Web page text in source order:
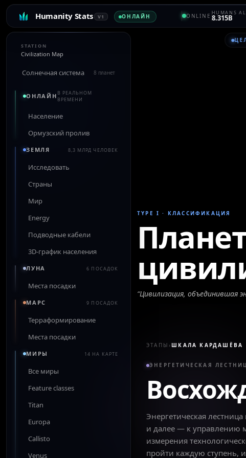
Humanity Stats V1 ОНЛАЙН ONLINE HUMANS
8.315B
STATION
Civilization Map
Солнечная система 8 планет
ОНЛАЙН В РЕАЛЬНОМ
ВРЕМЕНИ
Население
Ормузский пролив
ЗЕМЛЯ 8,3 МЛРД ЧЕЛОВЕК
Исследовать
Страны
Мир
Energy
Подводные кабели
3D-график населения
ЛУНА 6 ПОСАДОК
Места посадки
МАРС 9 ПОСАДОК
Терраформирование
Места посадки
МИРЫ 14 НА КАРТЕ
Все миры
Feature classes
Titan
Europa
Callisto
Venus
TYPE I · КЛАССИФИКАЦИЯ
“Цивилизация, объединившая
ЭТАПЫ ›ШКАЛА КАРДАШЁВА
ЭНЕРГЕТИЧЕСКАЯ
Энергетическая
и далее — к управлению
измерения
пройти каждую ступень,